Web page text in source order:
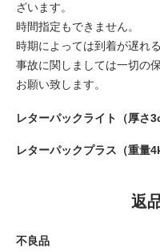
ざいます。
時間指定もできません。
時期によっては到着が遅れ
事故に関しましては一切の
お願い致します。
レターパックライト（厚さ
レターパックプラス（重量
返
不良品